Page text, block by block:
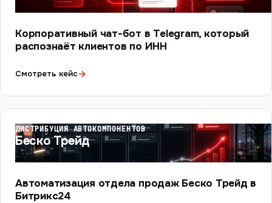
Корпоративный чат-бот в Telegram, который
распознаёт клиентов по ИНН
Смотреть кейс→
ДИСТРИБУЦИЯ АВТОКОМПОНЕНТОВ
Беско Трейд
Автоматизация отдела продаж Беско Трейд в
Битрикс24